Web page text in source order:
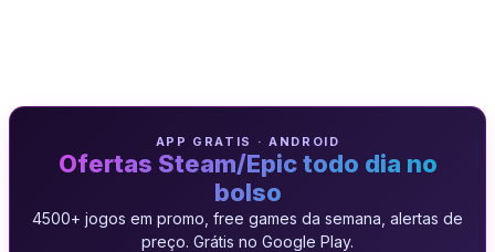
APP GRATIS · ANDROID
Ofertas Steam/Epic todo dia no
bolso
4500+ jogos em promo, free games da semana, alertas de
preço. Grátis no Google Play.